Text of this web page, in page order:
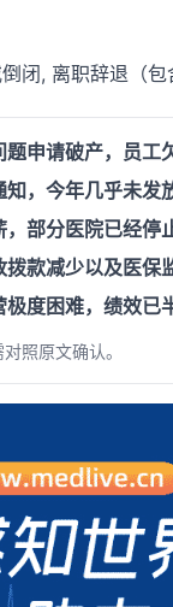
闭, 离职辞退（
申请破产，员工
，今年几乎未发
部分医院已经停
款减少以及医保
度困难，绩效已
照原文确认。